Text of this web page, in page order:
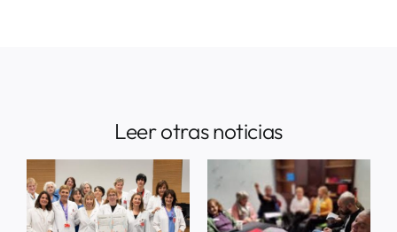
Leer otras noticias